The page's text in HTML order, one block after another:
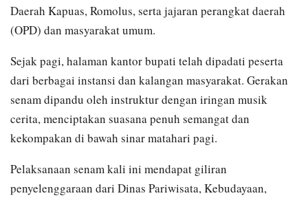
Daerah Kapuas, Romolus, serta jajaran perangkat daerah
(OPD) dan masyarakat umum.
Sejak pagi, halaman kantor bupati telah dipadati peserta
dari berbagai instansi dan kalangan masyarakat. Gerakan
senam dipandu oleh instruktur dengan iringan musik
cerita, menciptakan suasana penuh semangat dan
kekompakan di bawah sinar matahari pagi.
Pelaksanaan senam kali ini mendapat giliran
penyelenggaraan dari Dinas Pariwisata, Kebudayaan,